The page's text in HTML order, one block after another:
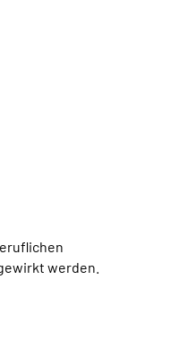
werden.